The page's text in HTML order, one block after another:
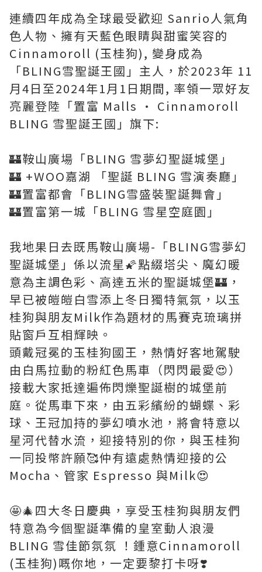
連續四年成為全球最受歡迎 Sanrio人氣角
色人物、擁有天藍色眼睛與甜蜜笑容的
Cinnamoroll (玉桂狗), 變身成為
「BLING雪聖誕王國」主人，於2023年 11
月4日至2024年1月1日期間, 率領一眾好友
亮麗登陸「置富 Malls • Cinnamoroll
BLING 雪聖誕王國」旗下:
🏰鞍山廣場「BLING 雪夢幻聖誕城堡」
🏰 +WOO嘉湖 「聖誕 BLING 雪演奏廳」
🏰置富都會「BLING雪盛裝聖誕舞會」
🏰置富第一城「BLING 雪星空庭園」
我地果日去既馬鞍山廣場-「BLING雪夢幻
聖誕城堡」係以流星🌠點綴塔尖、魔幻暖
意為主調色彩、高達五米的聖誕城堡🏰，
早已被皚皚白雪添上冬日獨特氣氛，以玉
桂狗與朋友Milk作為題材的馬賽克琉璃拼
貼窗戶互相輝映。
頭戴冠冕的玉桂狗國王，熱情好客地駕駛
由白馬拉動的粉紅色馬車（閃閃最愛😍）
接載大家抵達遍佈閃爍聖誕樹的城堡前
庭。從馬車下來，由五彩繽紛的蝴蝶、彩
球、王冠加持的夢幻噴水池，將會特意以
星河代替水流，迎接特別的你，與玉桂狗
一同投幣許願🥰仲有遠處熱情迎接的公
Mocha、管家 Espresso 與Milk😍
🤩🎄四大冬日慶典，享受玉桂狗與朋友們
特意為今個聖誕準備的皇室動人浪漫
BLING 雪佳節氛氛 ！鍾意Cinnamoroll
(玉桂狗)嘅你地，一定要黎打卡呀❣️